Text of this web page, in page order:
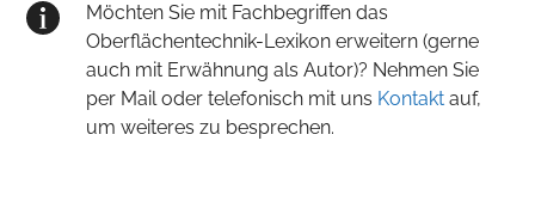
Möchten Sie mit Fachbegriffen das
Oberflächentechnik-Lexikon erweitern (gerne
auch mit Erwähnung als Autor)? Nehmen Sie
per Mail oder telefonisch mit uns Kontakt auf,
um weiteres zu besprechen.